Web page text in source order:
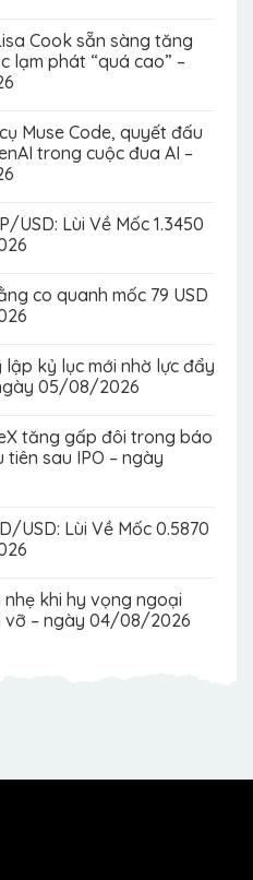
Cook sẵn sàng tăng
lạm phát “quá cao” –
Muse Code, quyết đấu
trong cuộc đua AI –
USD: Lùi Về Mốc 1.3450
co quanh mốc 79 USD
lập kỷ lục mới nhờ lực đẩy
05/08/2026
tăng gấp đôi trong báo
sau IPO – ngày
USD: Lùi Về Mốc 0.5870
nhẹ khi hy vọng ngoại
vỡ – ngày 04/08/2026